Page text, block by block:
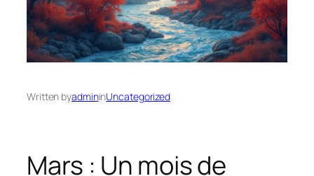
Written byadmininUncategorized
Mars : Un mois de